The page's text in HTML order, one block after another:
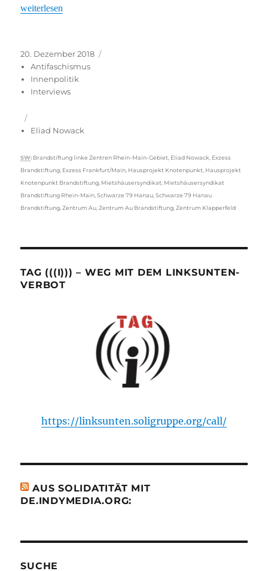
„»Sich nicht verbarrikadieren«“
weiterlesen
Veröffentlicht
am
20. Dezember 2018
Antifaschismus
Innenpolitik
Interviews
Eliad Nowack
Schlagwörter
SW: Brandstiftung linke Zentren Rhein-Main-Gebiet Eliad Nowack Exzess
Brandstiftung Exzess Frankfurt/Main Hausprojekt Knotenpunkt Hausprojekt
Knotenpunkt Brandstiftung Mietshäusersyndikat Mietshäusersyndikat
Brandstiftung Rhein-Main ,Schwarze 79 Hanau ,Schwarze 79 Hanau
Brandstiftung ,Zentrum Au ,Zentrum Au Brandstiftung ,Zentrum Klapperfeld
TAG (((I))) – WEG MIT DEM LINKSUNTEN-
VERBOT
https://linksunten.soligruppe.org/call/
AUS SOLIDATITÄT MIT
DE.INDYMEDIA.ORG:
SUCHE